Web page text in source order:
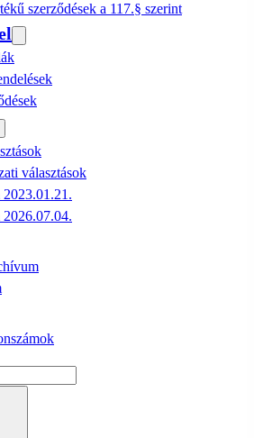
szerződések a 117.§ szerint
választások